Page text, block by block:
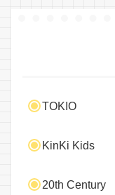
TOKIO
KinKi Kids
20th Century